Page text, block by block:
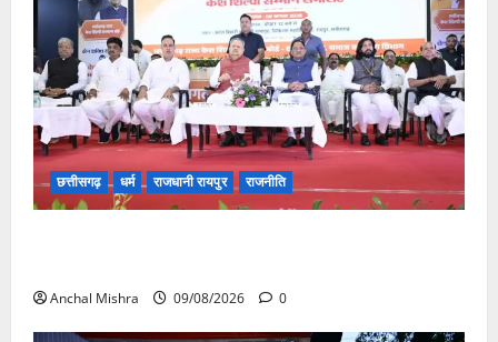
छत्तीसगढ़ धर्म राजधानी रायपुर राजनीति
Anchal Mishra 09/08/2026 0